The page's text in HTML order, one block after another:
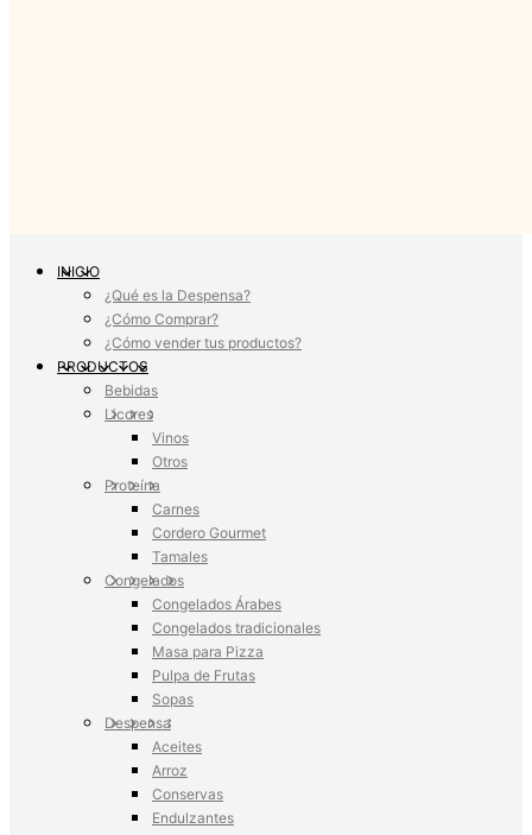
INICIO
¿Qué es la Despensa?
¿Cómo Comprar?
¿Cómo vender tus productos?
PRODUCTOS
Bebidas
Licores
Vinos
Otros
Proteína
Carnes
Cordero Gourmet
Tamales
Congelados
Congelados Árabes
Congelados tradicionales
Masa para Pizza
Pulpa de Frutas
Sopas
Despensa
Aceites
Arroz
Conservas
Endulzantes